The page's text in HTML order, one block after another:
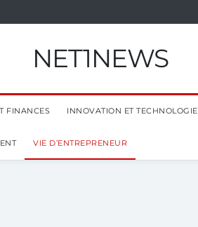
NET1NEWS
FINANCES INNOVATION ET TECHNOLOGIE
VIE D’ENTREPRENEUR